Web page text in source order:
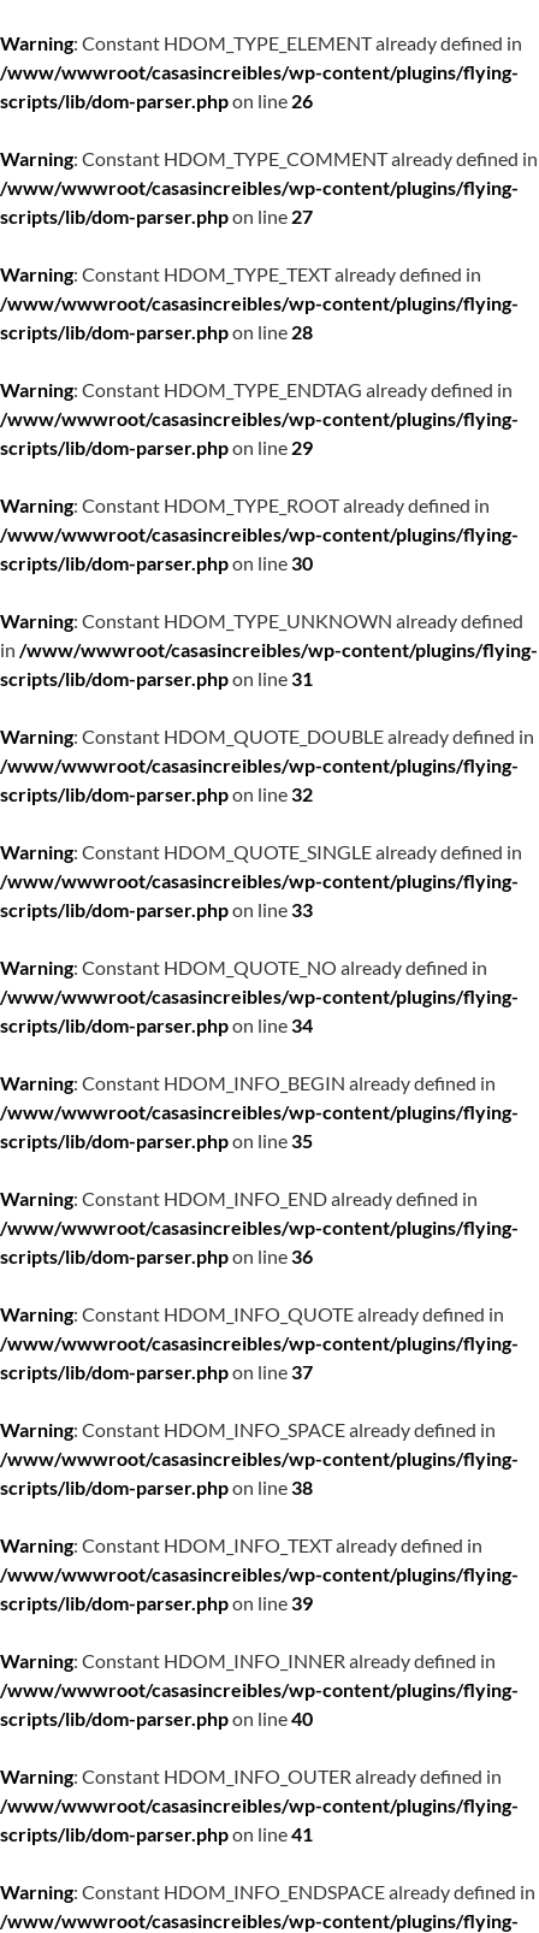
Warning: Constant HDOM_TYPE_ELEMENT already defined in
/www/wwwroot/casasincreibles/wp-content/plugins/flying-
scripts/lib/dom-parser.phpon line 26
Warning: Constant HDOM_TYPE_COMMENT already defined in
/www/wwwroot/casasincreibles/wp-content/plugins/flying-
scripts/lib/dom-parser.phpon line 27
Warning: Constant HDOM_TYPE_TEXT already defined in
/www/wwwroot/casasincreibles/wp-content/plugins/flying-
scripts/lib/dom-parser.phpon line 28
Warning: Constant HDOM_TYPE_ENDTAG already defined in
/www/wwwroot/casasincreibles/wp-content/plugins/flying-
scripts/lib/dom-parser.phpon line 29
Warning: Constant HDOM_TYPE_ROOT already defined in
/www/wwwroot/casasincreibles/wp-content/plugins/flying-
scripts/lib/dom-parser.phpon line30
Warning: Constant HDOM_TYPE_UNKNOWN already defined
in /www/wwwroot/casasincreibles/wp-content/plugins/flying-
scripts/lib/dom-parser.phpon line31
Warning: Constant HDOM_QUOTE_DOUBLE already defined in
/www/wwwroot/casasincreibles/wp-content/plugins/flying-
scripts/lib/dom-parser.phpon line32
Warning: Constant HDOM_QUOTE_SINGLE already defined in
/www/wwwroot/casasincreibles/wp-content/plugins/flying-
scripts/lib/dom-parser.phpon line33
Warning: Constant HDOM_QUOTE_NO already defined in
/www/wwwroot/casasincreibles/wp-content/plugins/flying-
scripts/lib/dom-parser.phpon line34
Warning: Constant HDOM_INFO_BEGIN already defined in
/www/wwwroot/casasincreibles/wp-content/plugins/flying-
scripts/lib/dom-parser.phpon line35
Warning: Constant HDOM_INFO_END already defined in
/www/wwwroot/casasincreibles/wp-content/plugins/flying-
scripts/lib/dom-parser.phpon line36
Warning: Constant HDOM_INFO_QUOTE already defined in
/www/wwwroot/casasincreibles/wp-content/plugins/flying-
scripts/lib/dom-parser.phpon line37
Warning: Constant HDOM_INFO_SPACE already defined in
/www/wwwroot/casasincreibles/wp-content/plugins/flying-
scripts/lib/dom-parser.phpon line38
Warning: Constant HDOM_INFO_TEXT already defined in
/www/wwwroot/casasincreibles/wp-content/plugins/flying-
scripts/lib/dom-parser.phpon line39
Warning: Constant HDOM_INFO_INNER already defined in
/www/wwwroot/casasincreibles/wp-content/plugins/flying-
scripts/lib/dom-parser.phpon line40
Warning: Constant HDOM_INFO_OUTER already defined in
/www/wwwroot/casasincreibles/wp-content/plugins/flying-
scripts/lib/dom-parser.phpon line41
Warning: Constant HDOM_INFO_ENDSPACE already defined in
/www/wwwroot/casasincreibles/wp-content/plugins/flying-